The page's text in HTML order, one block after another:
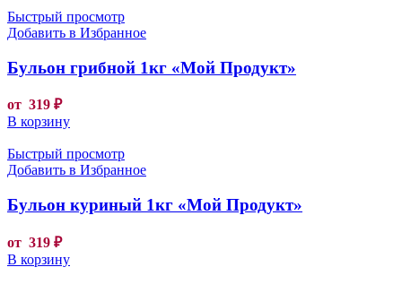
Быстрый просмотр
Добавить в Избранное
Бульон грибной 1кг «Мой Продукт»
от 319 ₽
В корзину
Быстрый просмотр
Добавить в Избранное
Бульон куриный 1кг «Мой Продукт»
от 319 ₽
В корзину